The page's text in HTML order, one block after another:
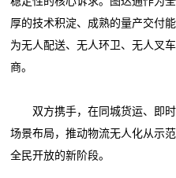
厚的技术积淀、成熟的量产交付
为无人配送、无人环卫、无人叉
商。
双方携手，在同城货运、即时
场景布局，推动物流无人化从示
全民开放的新阶段。